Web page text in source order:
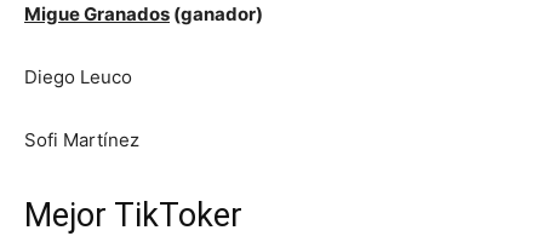
Migue Granados (ganador)
Diego Leuco
Sofi Martínez
Mejor TikToker